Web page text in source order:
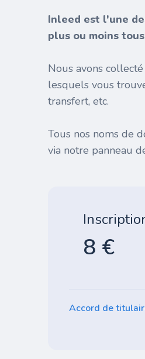
Inleed est l'une
plus ou moins
Nous avons
lesquels vous
transfert, etc.
Tous nos noms de
via notre panneau
8 €
Accord de